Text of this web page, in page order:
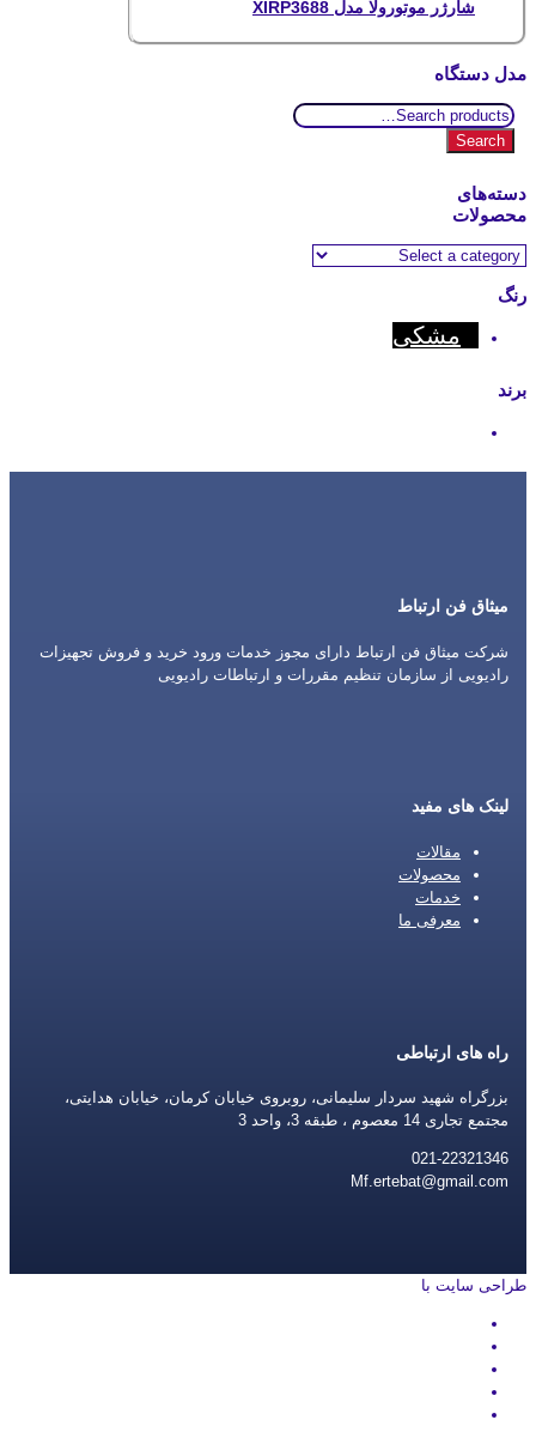
شارژر موتورولا مدل XIRP3688
مدل دستگاه
Search
for:
Search
دسته‌های
محصولات
رنگ
مشکی
برند
میثاق فن ارتباط
شرکت میثاق فن ارتباط دارای مجوز خدمات ورود خرید و فروش تجهیزات
رادیویی از سازمان تنظیم مقررات و ارتباطات رادیویی
لینک های مفید
مقالات
محصولات
خدمات
معرفی ما
راه های ارتباطی
بزرگراه شهید سردار سلیمانی، روبروی خیابان کرمان، خیابان هدایتی،
مجتمع تجاری 14 معصوم ، طبقه 3، واحد 3
021-22321346
Mf.ertebat@gmail.com
طراحی سایت با